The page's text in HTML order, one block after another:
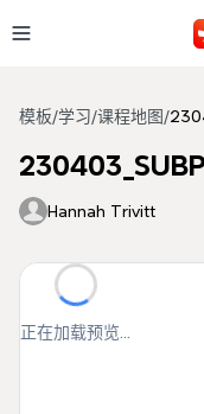
模板/学习/课程地图 /
Hannah Trivitt
正在加载预览...